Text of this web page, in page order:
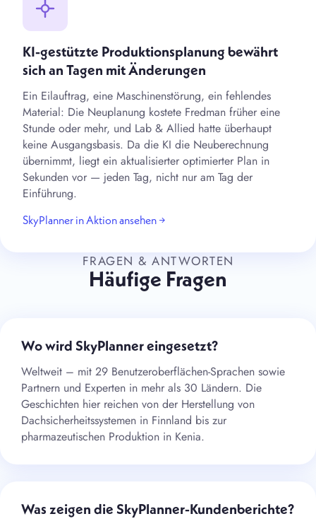
KI-gestützte Produktionsplanung bewährt
sich an Tagen mit Änderungen
Ein Eilauftrag, eine Maschinenstörung, ein fehlendes
Material: Die Neuplanung kostete Fredman früher eine
Stunde oder mehr, und Lab & Allied hatte überhaupt
keine Ausgangsbasis. Da die KI die Neuberechnung
übernimmt, liegt ein aktualisierter optimierter Plan in
Sekunden vor — jeden Tag, nicht nur am Tag der
Einführung.
SkyPlanner in Aktion ansehen →
FRAGEN & ANTWORTEN
Häufige Fragen
Wo wird SkyPlanner eingesetzt?
Weltweit – mit 29 Benutzeroberflächen-Sprachen sowie
Partnern und Experten in mehr als 30 Ländern. Die
Geschichten hier reichen von der Herstellung von
Dachsicherheitssystemen in Finnland bis zur
pharmazeutischen Produktion in Kenia.
Was zeigen die SkyPlanner-Kundenberichte?